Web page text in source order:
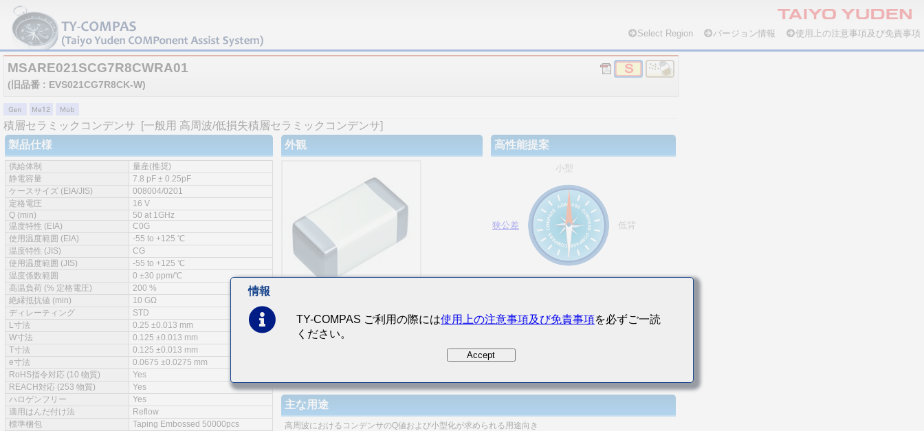
Select Region バージョン情報 使用上の注意事項及び免責事項
MSARE021SCG7R8CWRA01
(旧品番 : EVS021CG7R8CK-W)
積層セラミックコンデンサ
[一般用 高周波/低損失積層セラミックコンデンサ]
製品仕様
供給体制
量産(推奨)
静電容量
7.8 pF ± 0.25pF
ケースサイズ (EIA/JIS)
008004/0201
定格電圧
16 V
Q (min)
50 at 1GHz
温度特性 (EIA)
C0G
使用温度範囲 (EIA)
-55 to +125 ℃
温度特性 (JIS)
CG
使用温度範囲 (JIS)
-55 to +125 ℃
温度係数範囲
0 ±30 ppm/℃
高温負荷 (% 定格電圧)
200 %
絶縁抵抗値 (min)
10 GΩ
ディレーティング
STD
L寸法
0.25 ±0.013 mm
W寸法
0.125 ±0.013 mm
T寸法
0.125 ±0.013 mm
e寸法
0.0675 ±0.0275 mm
RoHS指令対応 (10 物質)
Yes
REACH対応 (253 物質)
Yes
ハロゲンフリー
Yes
適用はんだ付け法
Reflow
標準梱包
Taping Embossed 50000pcs
外観 高性能提案
小型
狭公差 低背
特徴
積層磁器コンデンサとしては高いQ値が高周波で得られます。
主な用途
高周波におけるコンデンサのQ値および小型化が求められる用途向き
情報
TY-COMPAS ご利用の際には使用上の注意事項及び免責事項を必ずご一読
ください。
Accept